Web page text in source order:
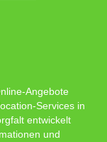
Angebote
Services in
entwickelt
und